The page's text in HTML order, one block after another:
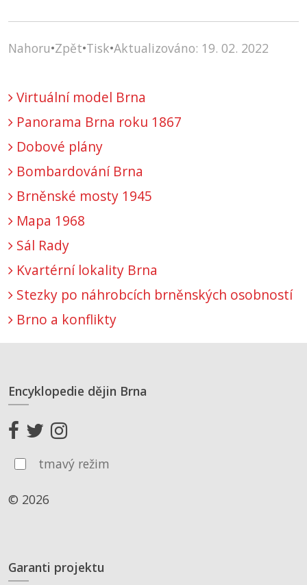
Nahoru•Zpět•Tisk•Aktualizováno: 19. 02. 2022
Virtuální model Brna
Panorama Brna roku 1867
Dobové plány
Bombardování Brna
Brněnské mosty 1945
Mapa 1968
Sál Rady
Kvartérní lokality Brna
Stezky po náhrobcích brněnských osobností
Brno a konflikty
Encyklopedie dějin Brna
tmavý režim
© 2026
Garanti projektu